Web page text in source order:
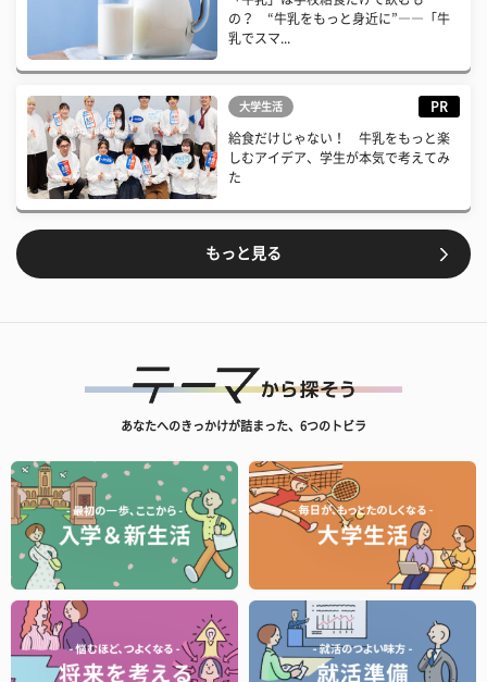
の？ “牛乳をもっと身近に”――「牛
乳でスマ...
大学生活 PR
給食だけじゃない！ 牛乳をもっと楽
しむアイデア、学生が本気で考えてみ
た
もっと見る
あなたへのきっかけが詰まった、6つのトビラ